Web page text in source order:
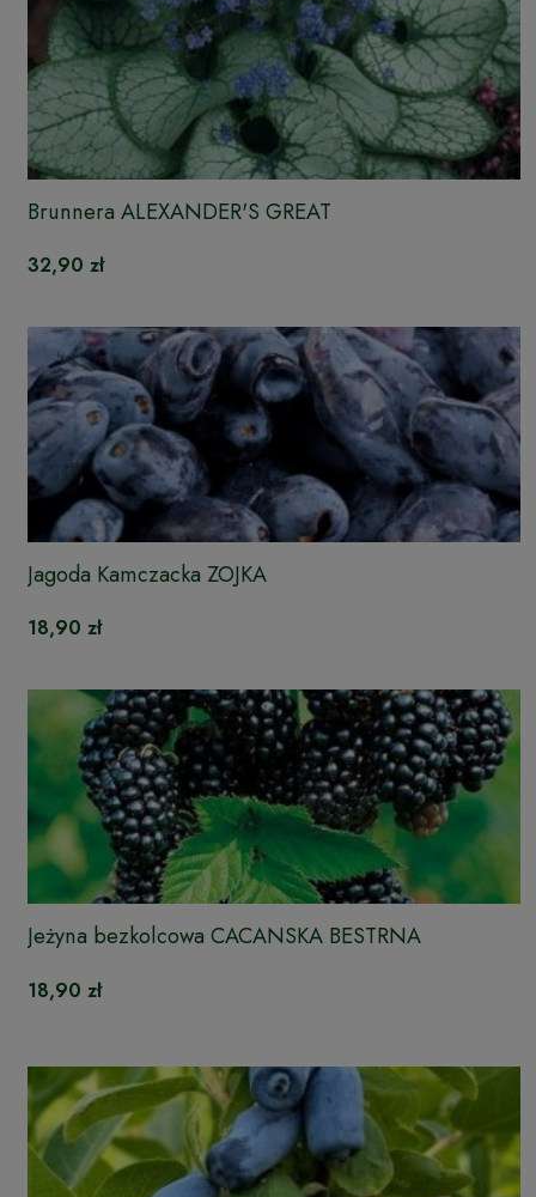
Brunnera ALEXANDER'S GREAT
32,90 zł
Jagoda Kamczacka ZOJKA
18,90 zł
Jeżyna bezkolcowa CACANSKA BESTRNA
18,90 zł